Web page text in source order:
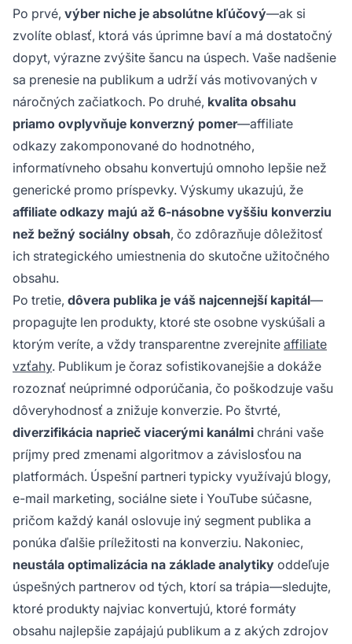
Po prvé, výber niche je absolútne kľúčový—ak si
zvolíte oblasť, ktorá vás úprimne baví a má dostatočný
dopyt, výrazne zvýšite šancu na úspech. Vaše nadšenie
sa prenesie na publikum a udrží vás motivovaných v
náročných začiatkoch. Po druhé, kvalita obsahu
priamo ovplyvňuje konverzný pomer—affiliate
odkazy zakomponované do hodnotného,
informatívneho obsahu konvertujú omnoho lepšie než
generické promo príspevky. Výskumy ukazujú, že
affiliate odkazy majú až 6-násobne vyššiu konverziu
než bežný sociálny obsah, čo zdôrazňuje dôležitosť
ich strategického umiestnenia do skutočne užitočného
obsahu.
Po tretie, dôvera publika je váš najcennejší kapitál—
propagujte len produkty, ktoré ste osobne vyskúšali a
ktorým veríte, a vždy transparentne zverejnite affiliate
vzťahy. Publikum je čoraz sofistikovanejšie a dokáže
rozoznať neúprimné odporúčania, čo poškodzuje vašu
dôveryhodnosť a znižuje konverzie. Po štvrté,
diverzifikácia naprieč viacerými kanálmi chráni vaše
príjmy pred zmenami algoritmov a závislosťou na
platformách. Úspešní partneri typicky využívajú blogy,
e-mail marketing, sociálne siete i YouTube súčasne,
pričom každý kanál oslovuje iný segment publika a
ponúka ďalšie príležitosti na konverziu. Nakoniec,
neustála optimalizácia na základe analytiky oddeľuje
úspešných partnerov od tých, ktorí sa trápia—sledujte,
ktoré produkty najviac konvertujú, ktoré formáty
obsahu najlepšie zapájajú publikum a z akých zdrojov